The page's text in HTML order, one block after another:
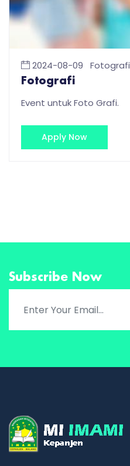
2024-08-09 Fotografi
Fotografi
Event untuk Foto Grafi.
Apply Now
Subscribe Now